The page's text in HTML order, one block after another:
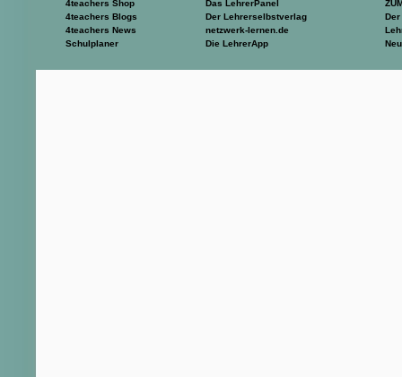
4teachers Shop
4teachers Blogs
4teachers News
Schulplaner
Das LehrerPanel
Der Lehrerselbstverlag
netzwerk-lernen.de
Die LehrerApp